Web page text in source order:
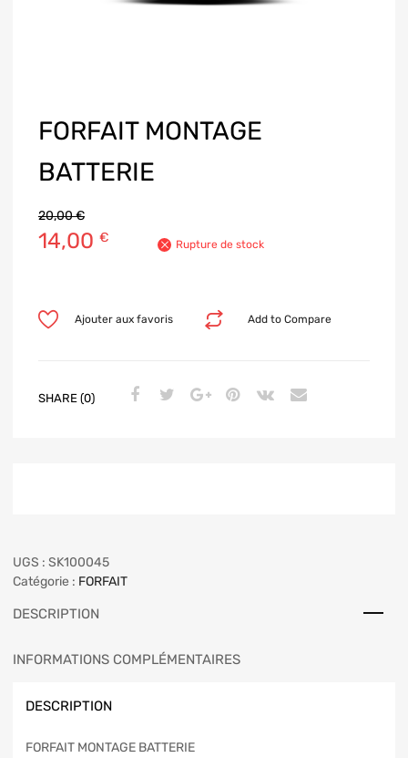
FORFAIT MONTAGE
BATTERIE
20,00€
14,00 € Rupture de stock
Add to Compare
Ajouter aux favoris
SHARE (0)
UGS : SK100045
Catégorie : FORFAIT
DESCRIPTION
INFORMATIONS COMPLÉMENTAIRES
DESCRIPTION
FORFAIT MONTAGE BATTERIE